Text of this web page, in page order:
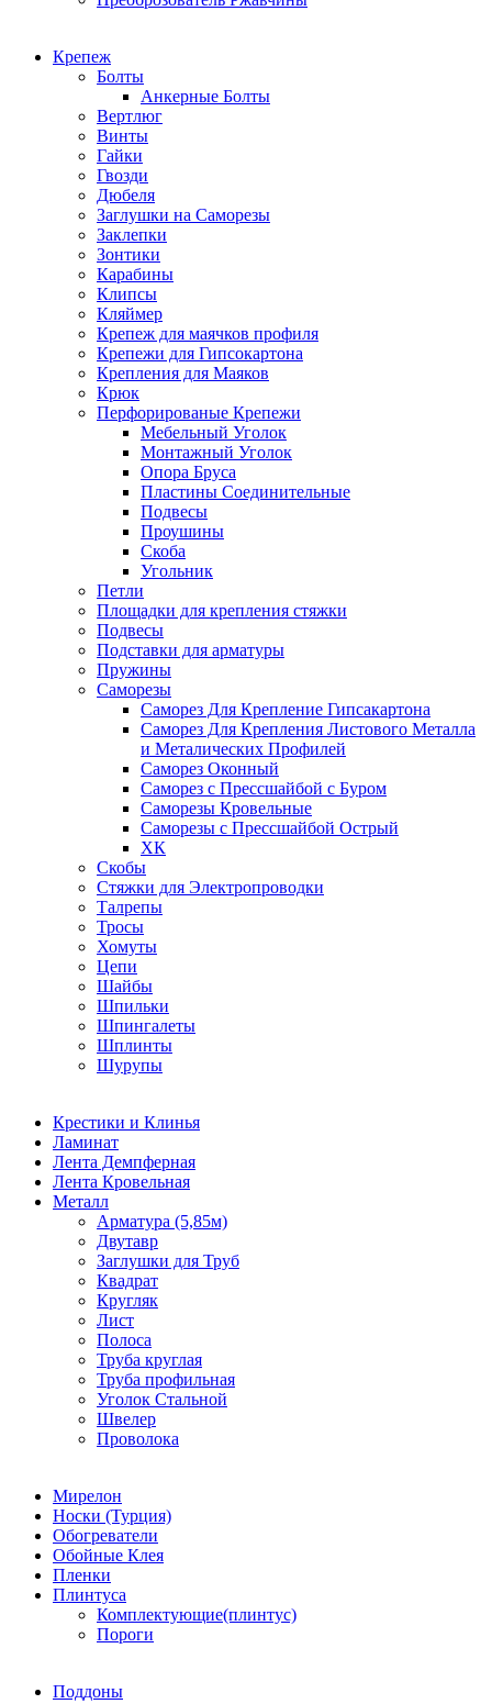
Крепеж
Болты
Анкерные Болты
Вертлюг
Винты
Гайки
Гвозди
Дюбеля
Заглушки на Саморезы
Заклепки
Зонтики
Карабины
Клипсы
Кляймер
Крепеж для маячков профиля
Крепежи для Гипсокартона
Крепления для Маяков
Крюк
Перфорированые Крепежи
Мебельный Уголок
Монтажный Уголок
Опора Бруса
Пластины Соединительные
Подвесы
Проушины
Скоба
Угольник
Петли
Площадки для крепления стяжки
Подвесы
Подставки для арматуры
Пружины
Саморезы
Саморез Для Крепление Гипсакартона
Саморез Для Крепления Листового Металла
и Металических Профилей
Саморез Оконный
Саморез с Прессшайбой с Буром
Саморезы Кровельные
Саморезы с Прессшайбой Острый
ХК
Скобы
Стяжки для Электропроводки
Талрепы
Тросы
Хомуты
Цепи
Шайбы
Шпильки
Шпингалеты
Шплинты
Шурупы
Крестики и Клинья
Ламинат
Лента Демпферная
Лента Кровельная
Металл
Арматура (5,85м)
Двутавр
Заглушки для Труб
Квадрат
Кругляк
Лист
Полоса
Труба круглая
Труба профильная
Уголок Стальной
Швелер
Проволока
Мирелон
Носки (Турция)
Обогреватели
Обойные Клея
Пленки
Плинтуса
Комплектующие(плинтус)
Пороги
Поддоны